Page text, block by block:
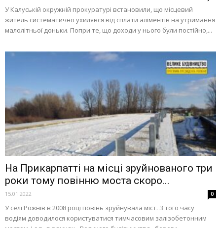
У Калуській окружній прокуратурі встановили, що місцевий
житель систематично ухилявся від сплати аліментів на утримання
малолітньої доньки. Попри те, що доходи у нього були постійно,...
На Прикарпатті на місці зруйнованого три
роки тому повінню моста скоро...
15.01.2022 0
У селі Рожнів в 2008 році повінь зруйнувала міст. З того часу
водіям доводилося користуватися тимчасовим залізобетонним